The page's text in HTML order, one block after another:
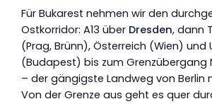
Für Bukarest nehmen wir den
Ostkorridor: A13 über Dresden, dann
(Prag, Brünn), Österreich (Wien) und
(Budapest) bis zum Grenzübergang
– der gängigste Landweg von Berlin
Von der Grenze aus geht es quer